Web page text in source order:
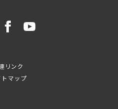
リンク
トマップ